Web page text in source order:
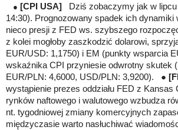
● [CPI USA]
Dziś zobaczymy jak w
14:30). Prognozowany spadek ich
nieco presji z FED ws. szybszego
z kolei mogłoby zaszkodzić dolarowi,
EUR/USD: 1,1750) i EM (punkty wsparcia
wskaźnika CPI przyniesie odwrotny skutek
EUR/PLN: 4,6000, USD/PLN: 3,9200). ●
wystąpienie prezes oddziału FED z Kansas
rynków naftowego i walutowego wzbudza
nt. tygodniowej zmiany komercyjnych
międzyczasie warto nasłuchiwać